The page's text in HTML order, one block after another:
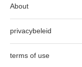
About
privacybeleid
terms of use